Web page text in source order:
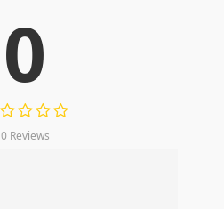
0
0 Reviews